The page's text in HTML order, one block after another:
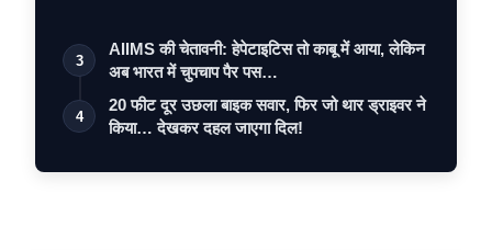
3
AIIMS की चेतावनी: हेपेटाइटिस तो काबू में आया, लेकिन
अब भारत में चुपचाप पैर पस…
4
20 फीट दूर उछला बाइक सवार, फिर जो थार ड्राइवर ने
किया… देखकर दहल जाएगा दिल!